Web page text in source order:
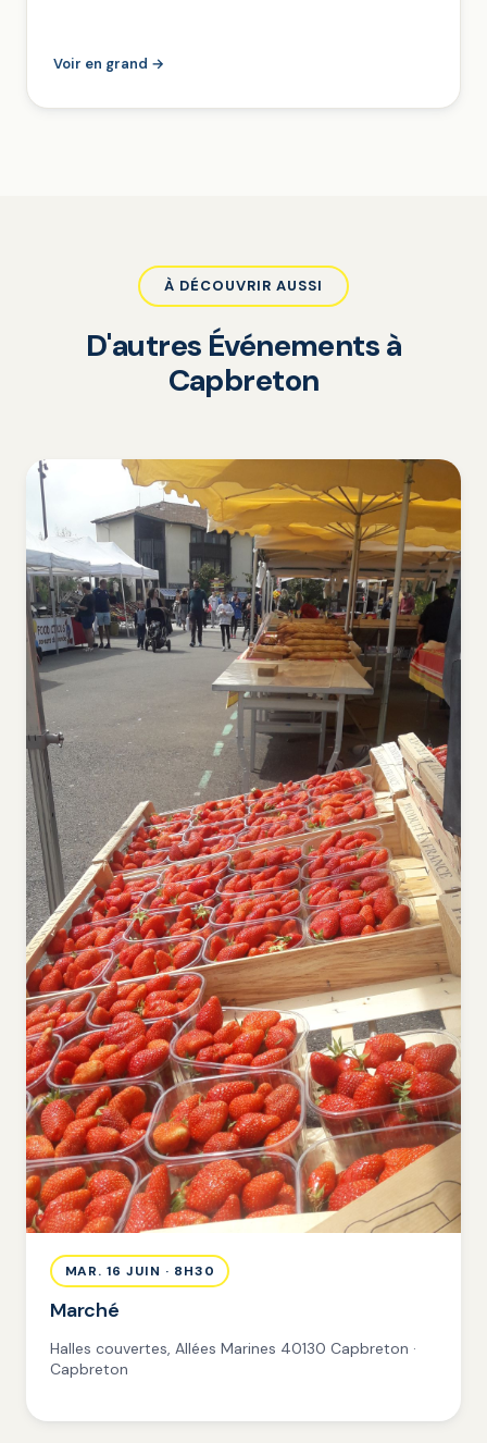
Voir en grand →
À DÉCOUVRIR AUSSI
D'autres Événements à
Capbreton
MAR. 16 JUIN · 8H30
Marché
Halles couvertes, Allées Marines 40130 Capbreton ·
Capbreton